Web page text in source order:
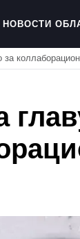
НОВОСТИ
за